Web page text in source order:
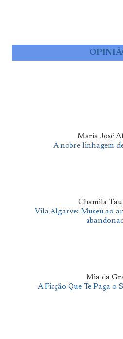
Maria José
A nobre linhagem
Chamila
Vila Algarve: Museu ao
Mia da
A Ficção Que Te Paga o